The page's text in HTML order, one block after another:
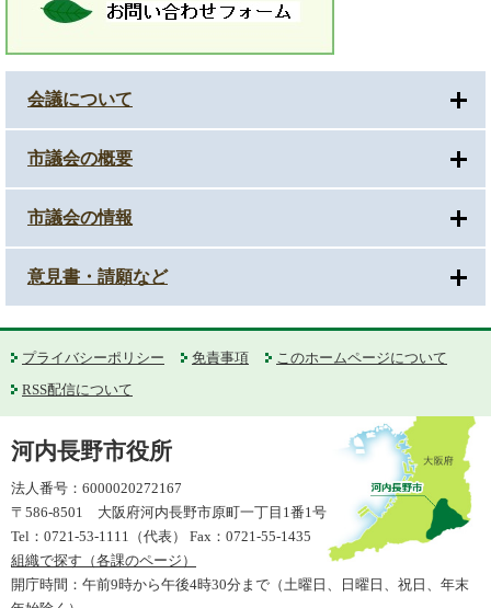
会議について
市議会の概要
市議会の情報
意見書・請願など
プライバシーポリシー 免責事項
このホームページについて
RSS配信について
河内長野市役所
法人番号：6000020272167
〒586-8501 大阪府河内長野市原町一丁目1番1号
Tel：0721-53-1111（代表） Fax：0721-55-1435
組織で探す（各課のページ）
開庁時間：午前9時から午後4時30分まで（土曜日、日曜日、祝日、年末